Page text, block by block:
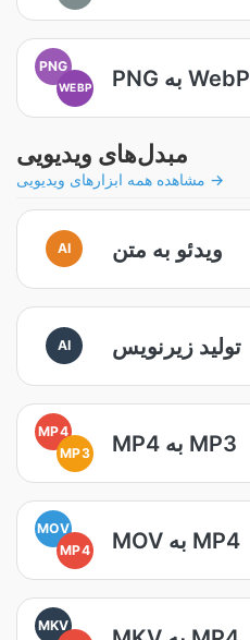
PNG
WEBP PNG به WebP
مبدل‌های ویدیویی
مشاهده همه ابزارهای ویدیویی →
AI ویدئو به متن
AI تولید زیرنویس
MP4
MP3
MP4 به MP3
MOV
MP4
MOV به MP4
MKV